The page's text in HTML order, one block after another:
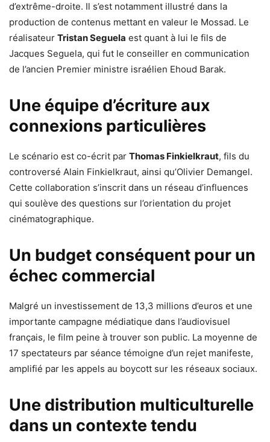
d’extrême-droite. Il s’est notamment illustré dans la
production de contenus mettant en valeur le Mossad. Le
réalisateur Tristan Seguela est quant à lui le fils de
Jacques Seguela, qui fut le conseiller en communication
de l’ancien Premier ministre israélien Ehoud Barak.
Une équipe d’écriture aux
connexions particulières
Le scénario est co-écrit par Thomas Finkielkraut, fils du
controversé Alain Finkielkraut, ainsi qu’Olivier Demangel.
Cette collaboration s’inscrit dans un réseau d’influences
qui soulève des questions sur l’orientation du projet
cinématographique.
Un budget conséquent pour un
échec commercial
Malgré un investissement de 13,3 millions d’euros et une
importante campagne médiatique dans l’audiovisuel
français, le film peine à trouver son public. La moyenne de
17 spectateurs par séance témoigne d’un rejet manifeste,
amplifié par les appels au boycott sur les réseaux sociaux.
Une distribution multiculturelle
dans un contexte tendu